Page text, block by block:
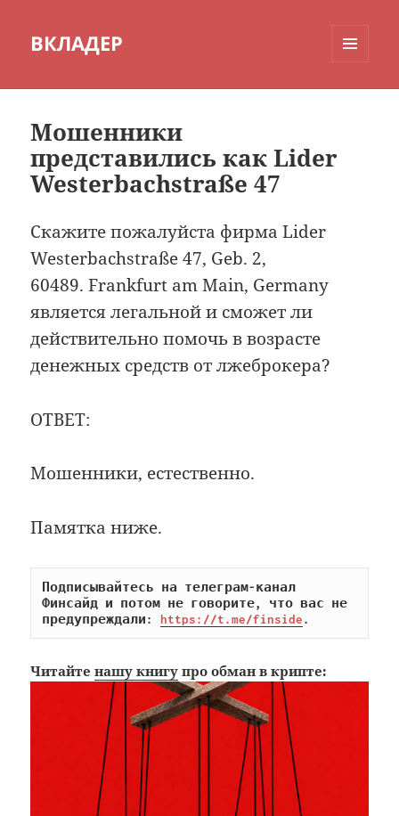
ВКЛАДЕР
Мошенники
представились как Lider
Westerbachstraße 47
Скажите пожалуйста фирма Lider
Westerbachstraße 47, Geb. 2,
60489. Frankfurt am Main, Germany
является легальной и сможет ли
действительно помочь в возрасте
денежных средств от лжеброкера?
ОТВЕТ:
Мошенники, естественно.
Памятка ниже.
Подписывайтесь на телеграм-канал
Финсайд и потом не говорите, что вас не
предупреждали: https://t.me/finside.
Читайтенашу книгу про обман в крипте: